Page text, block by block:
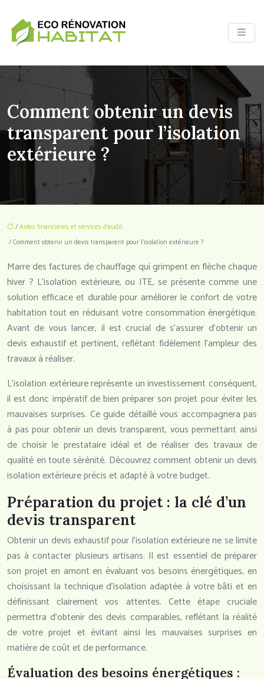
Comment obtenir un devis
transparent pour l’isolation
extérieure ?
/Aides financières et services d'audit
/ Comment obtenir un devis transparent pour l’isolation extérieure ?
Marre des factures de chauffage qui grimpent en flèche chaque
hiver ? L’isolation extérieure, ou ITE, se présente comme une
solution efficace et durable pour améliorer le confort de votre
habitation tout en réduisant votre consommation énergétique.
Avant de vous lancer, il est crucial de s’assurer d’obtenir un
devis exhaustif et pertinent, reflétant fidèlement l’ampleur des
travaux à réaliser.
L’isolation extérieure représente un investissement conséquent,
il est donc impératif de bien préparer son projet pour éviter les
mauvaises surprises. Ce guide détaillé vous accompagnera pas
à pas pour obtenir un devis transparent, vous permettant ainsi
de choisir le prestataire idéal et de réaliser des travaux de
qualité en toute sérénité. Découvrez comment obtenir un devis
isolation extérieure précis et adapté à votre budget.
Préparation du projet : la clé d’un
devis transparent
Obtenir un devis exhaustif pour l’isolation extérieure ne se limite
pas à contacter plusieurs artisans. Il est essentiel de préparer
son projet en amont en évaluant vos besoins énergétiques, en
choisissant la technique d’isolation adaptée à votre bâti et en
définissant clairement vos attentes. Cette étape cruciale
permettra d’obtenir des devis comparables, reflétant la réalité
de votre projet et évitant ainsi les mauvaises surprises en
matière de coût et de performance.
Évaluation des besoins énergétiques :